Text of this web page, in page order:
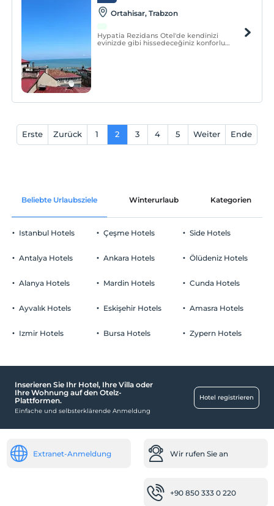
Ortahisar, Trabzon
Hypatia Rezidans Otel'de kendinizi
evinizde gibi hissedeceğiniz konforlu
Erste Zurück 1 2 3 4 5 Weiter Ende
Beliebte Urlaubsziele Winterurlaub Kategorien
Istanbul Hotels
Antalya Hotels
Alanya Hotels
Ayvalık Hotels
Izmir Hotels
Çeşme Hotels
Ankara Hotels
Mardin Hotels
Eskişehir Hotels
Bursa Hotels
Side Hotels
Ölüdeniz Hotels
Cunda Hotels
Amasra Hotels
Zypern Hotels
Inserieren Sie Ihr Hotel, Ihre Villa oder
Ihre Wohnung auf den Otelz-
Plattformen.
Einfache und selbsterklärende Anmeldung
Hotel registrieren
Extranet-Anmeldung Wir rufen Sie an
+90 850 333 0 220